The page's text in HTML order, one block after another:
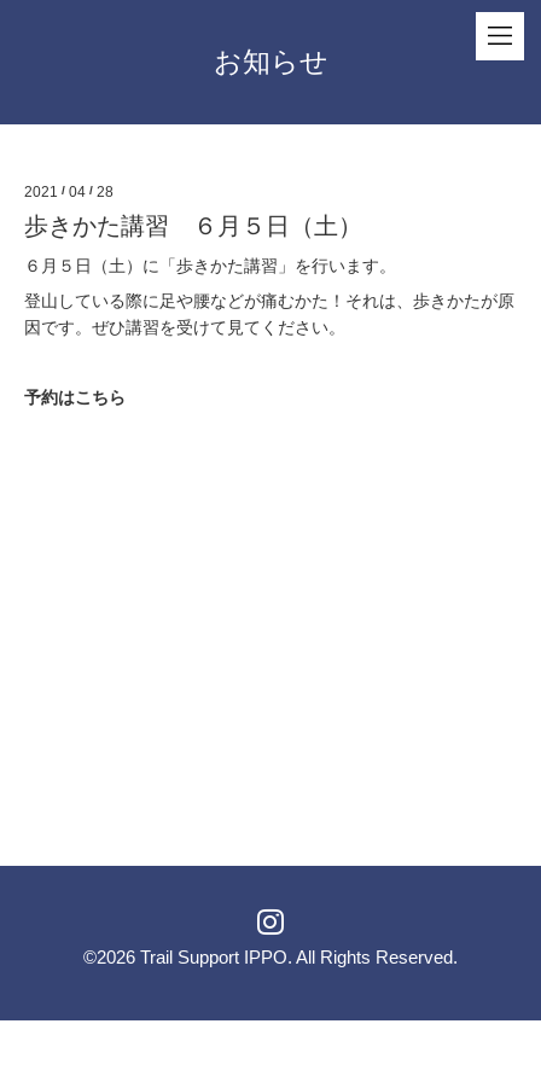
お知らせ
2021 / 04 / 28
歩きかた講習 ６月５日（土）
６月５日（土）に「歩きかた講習 」を行います。
登山している際に足や腰などが痛むかた！それは、歩きかたが原
因です。ぜひ講習を受けて見てください。
予約はこちら
©2026 Trail Support IPPO. All Rights Reserved.